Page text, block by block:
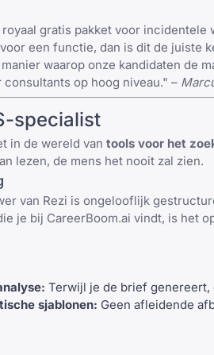
gratis pakket voor
een functie, dan is dit de juiste
waarop onze kandidaten de
op hoog niveau." –
specialist
in de wereld van tools voor het
lezen, de mens het nooit zal zien.
van Rezi is ongelooflijk
je bij CareerBoom.ai vindt, is het
Terwijl je de brief
sjablonen: Geen afleidende